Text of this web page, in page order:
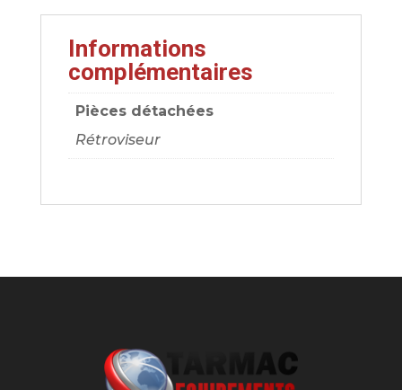
Informations
complémentaires
Pièces détachées
Rétroviseur